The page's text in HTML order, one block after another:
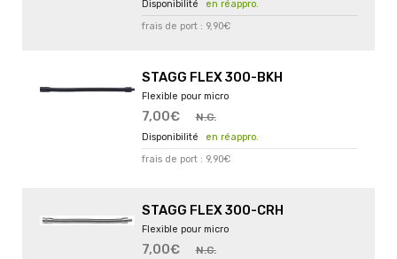
en réappro.
frais de port : 9,90€
STAGG FLEX 300-BKH
Flexible pour micro
7,00€ N.C.
en réappro.
frais de port : 9,90€
STAGG FLEX 300-CRH
Flexible pour micro
7,00€ N.C.